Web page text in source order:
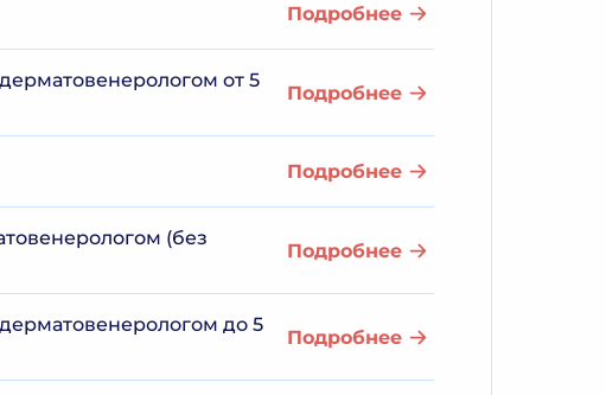
Подробнее
от 5
Подробнее
Подробнее
(без
Подробнее
до 5
Подробнее